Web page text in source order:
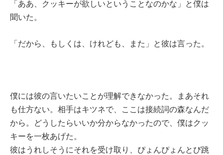
「ああ、クッキーが欲しいということなのかな」と僕は
聞いた。
「だから、もしくは、けれども、また」と彼は言った。
僕には彼の言いたいことが理解できなかった。まあそれ
も仕方ない。相手はキツネで、ここは接続詞の森なんだ
から。どうしたらいいか分からなかったので、僕はクッ
キーを一枚あげた。
彼はうれしそうにそれを受け取り、ぴょんぴょんとび跳